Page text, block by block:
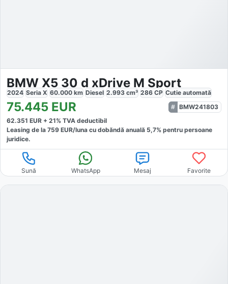
BMW X5 30 d xDrive M Sport
2024 Seria X 60.000 km Diesel 2.993 cm³ 286 CP Cutie automată
75.445 EUR
BMW241803
62.351 EUR + 21% TVA deductibil
Leasing de la 759 EUR/luna cu dobăndă anuală 5,7% pentru persoane
juridice.
Sună WhatsApp Mesaj Favorite